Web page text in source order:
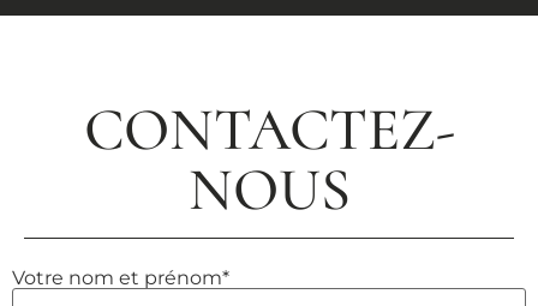
CONTACTEZ-
NOUS
Votre nom et prénom*